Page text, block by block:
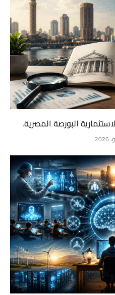
البورصة المصرية.